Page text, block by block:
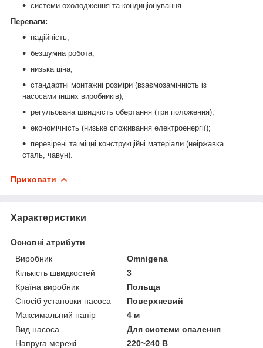
системи охолодження та кондиціонування.
Переваги:
надійність;
безшумна робота;
низька ціна;
стандартні монтажні розміри (взаємозамінність із
насосами інших виробників);
регульована швидкість обертання (три положення);
економічність (низьке споживання електроенергії);
перевірені та міцні конструкційні матеріали (неіржавка
сталь, чавун).
Приховати
Характеристики
Основні атрибути
Виробник
Omnigena
Кількість швидкостей
3
Країна виробник
Польща
Спосіб установки насоса
Поверхневий
Максимальний напір
4 м
Вид насоса
Для системи опалення
Напруга мережі
220~240 В